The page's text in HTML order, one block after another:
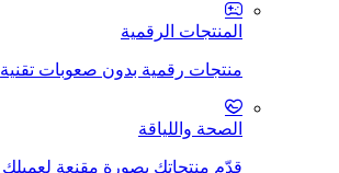
المنتجات الرقمية
منتجات رقمية بدون صعوبات تقنية
الصحة واللياقة
قدّم منتجاتك بصورة مقنعة لعميلك